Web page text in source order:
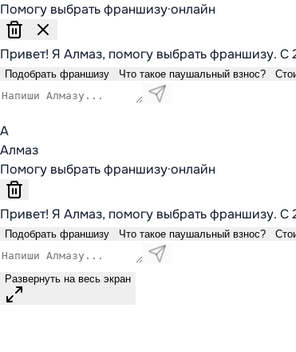
Помогу выбрать франшизу·онлайн
Привет! Я Алмаз, помогу выбрать франшизу. С
Подобрать франшизу Что такое паушальный взнос?
А
Алмаз
Помогу выбрать франшизу·онлайн
Привет! Я Алмаз, помогу выбрать франшизу. С
Подобрать франшизу Что такое паушальный взнос?
Развернуть на весь экран